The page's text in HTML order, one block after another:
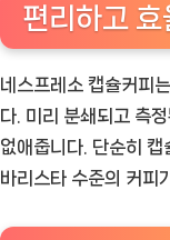
편리하고 효
네스프레소 캡슐커피
다. 미리 분쇄되고 측
없애줍니다. 단순히 캡
바리스타 수준의 커피